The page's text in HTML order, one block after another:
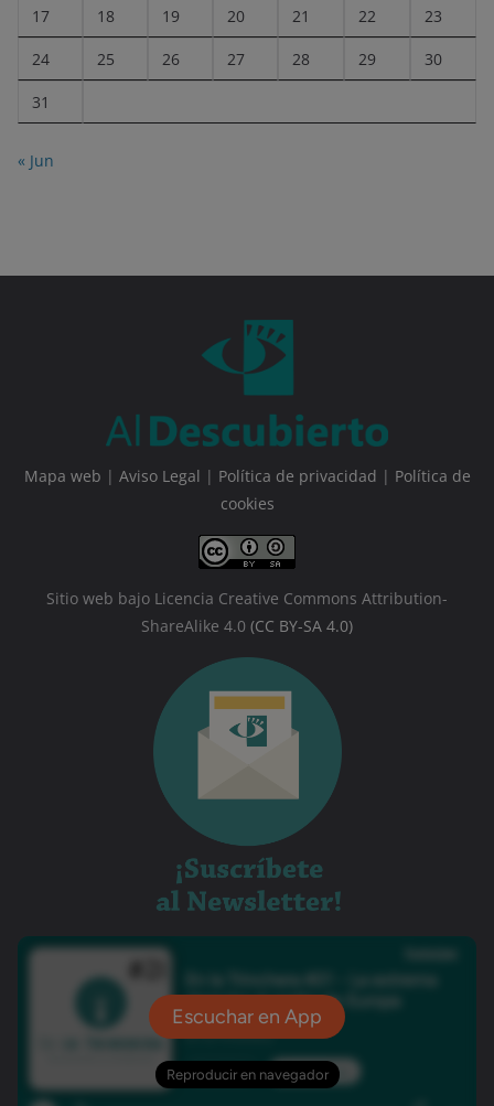
17 18 19 20 21 22 23
24 25 26 27 28 29 30
31
« Jun
Mapa web | Aviso Legal | Política de privacidad | Política de
cookies
Sitio web bajo Licencia Creative Commons Attribution-
ShareAlike 4.0 (CC BY-SA 4.0)